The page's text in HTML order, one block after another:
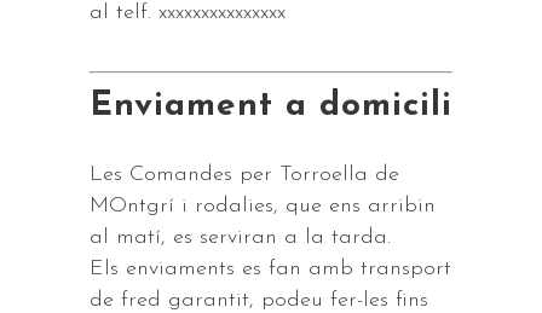
al telf. xxxxxxxxxxxxxxx
Enviament a domicili
Les Comandes per Torroella de
MOntgrí i rodalies, que ens arribin
al matí, es serviran a la tarda.
Els enviaments es fan amb transport
de fred garantit, podeu fer-les fins